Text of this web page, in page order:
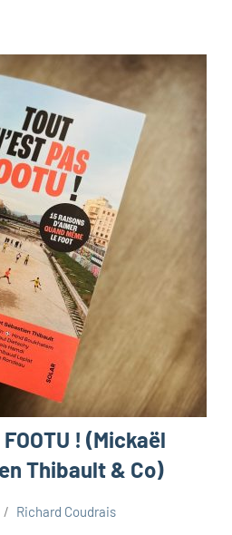
FOOTU ! (Mickaël
Thibault & Co)
Richard Coudrais